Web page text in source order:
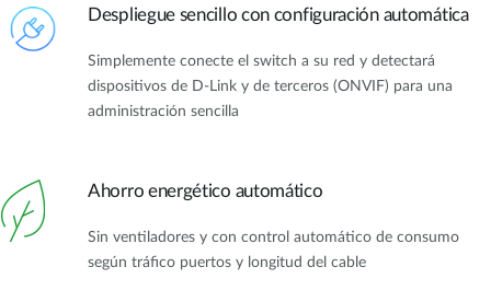
Despliegue sencillo con configuración automática
Simplemente conecte el switch a su red y detectará
dispositivos de D-Link y de terceros (ONVIF) para una
administración sencilla
Ahorro energético automático
Sin ventiladores y con control automático de consumo
según tráfico puertos y longitud del cable